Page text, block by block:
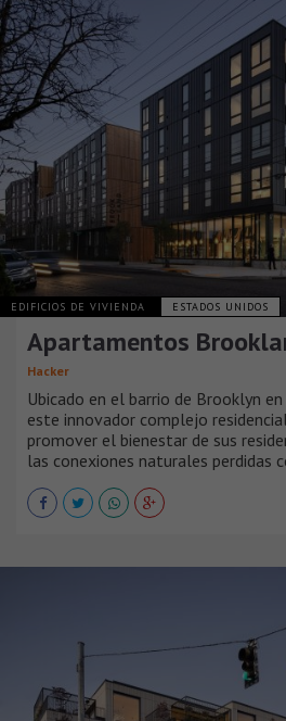
EDIFICIOS DE VIVIENDA ESTADOS UNIDOS
Apartamentos
Hacker
Ubicado en el barrio de Brooklyn
este innovador complejo
promover el bienestar de sus
las conexiones naturales perdidas